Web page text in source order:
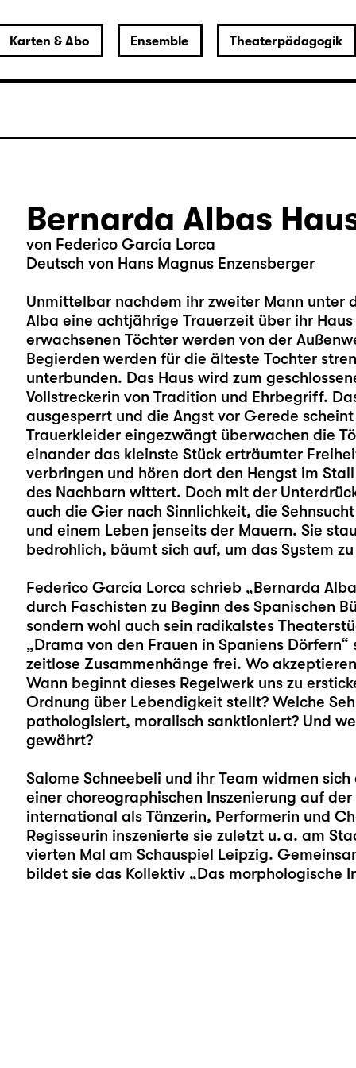
Karten & Abo Ensemble Theaterpädagogik
Bernarda Albas
von Federico García Lorca
Deutsch von Hans Magnus Enzensberger
Unmittelbar nachdem ihr zweiter Mann unter
Alba eine achtjährige Trauerzeit über ihr
erwachsenen Töchter werden von der
Begierden werden für die älteste Tochter
unterbunden. Das Haus wird zum
Vollstreckerin von Tradition und Ehrbegriff.
ausgesperrt und die Angst vor Gerede
Trauerkleider eingezwängt überwachen die
einander das kleinste Stück erträumter
verbringen und hören dort den Hengst im
des Nachbarn wittert. Doch mit der
auch die Gier nach Sinnlichkeit, die
und einem Leben jenseits der Mauern. Sie
bedrohlich, bäumt sich auf, um das System
Federico García Lorca schrieb „Bernarda
durch Faschisten zu Beginn des Spanischen
sondern wohl auch sein radikalstes
„Drama von den Frauen in Spaniens
zeitlose Zusammenhänge frei. Wo
Wann beginnt dieses Regelwerk uns zu
Ordnung über Lebendigkeit stellt? Welche
pathologisiert, moralisch sanktioniert? Und
gewährt?
Salome Schneebeli und ihr Team widmen
einer choreographischen Inszenierung auf
international als Tänzerin, Performerin und
Regisseurin inszenierte sie zuletzt u. a. am
vierten Mal am Schauspiel Leipzig.
bildet sie das Kollektiv „Das morphologische